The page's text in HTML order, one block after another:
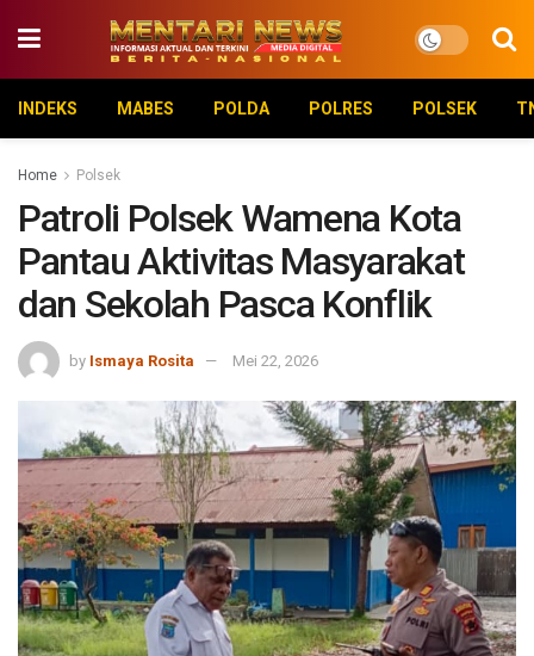
INDEKS MABES POLDA POLRES POLSEK
Home Polsek
Patroli Polsek Wamena Kota
Pantau Aktivitas Masyarakat
dan Sekolah Pasca Konflik
by Ismaya Rosita Mei 22, 2026